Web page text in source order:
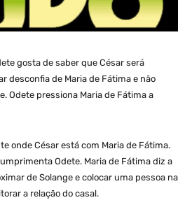
gosta de saber que César será
desconfia de Maria de Fátima e não
Odete pressiona Maria de Fátima a
onde César está com Maria de Fátima.
Odete. Maria de Fátima diz a
de Solange e colocar uma pessoa na
a relação do casal.